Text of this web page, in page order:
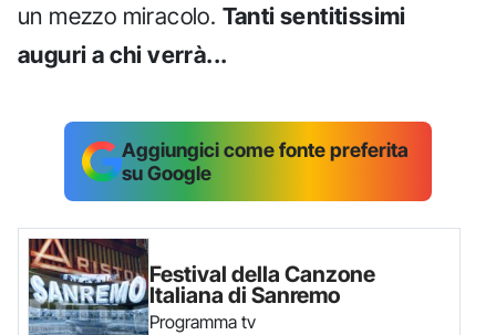
un mezzo miracolo. Tanti sentitissimi
auguri a chi verrà...
Aggiungici come fonte preferita
su Google
Festival della Canzone
Italiana di Sanremo
Programma tv